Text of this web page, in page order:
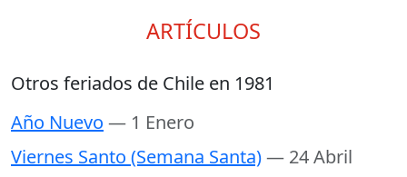
ARTÍCULOS
Otros feriados de Chile en 1981
Año Nuevo — 1 Enero
Viernes Santo (Semana Santa)— 24 Abril